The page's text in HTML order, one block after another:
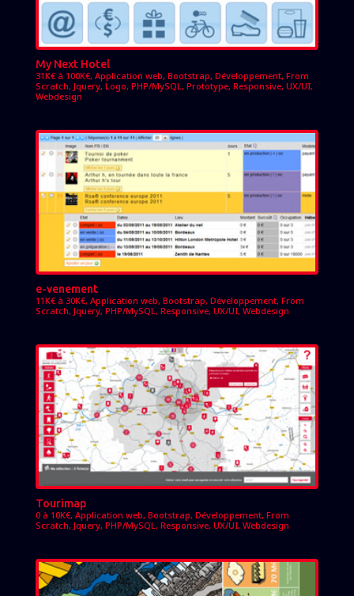
My Next Hotel
31K€ à 100K€, Application web, Bootstrap, Développement, From
Scratch, Jquery, Logo, PHP/MySQL , Prototype, Responsive, UX/UI,
Webdesign
e-venement
11K€ à 30K€, Application web, Bootstrap, Développement, From
Scratch, Jquery, PHP/MySQL , Responsive, UX/UI, Webdesign
Tourimap
0 à 10K€, Application web, Bootstrap, Développement, From
Scratch, Jquery, PHP/MySQL, Responsive, UX/UI, Webdesign